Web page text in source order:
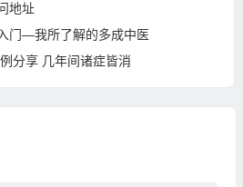
地址
门—我所了解的多成中医
分享 几年间诸症皆消